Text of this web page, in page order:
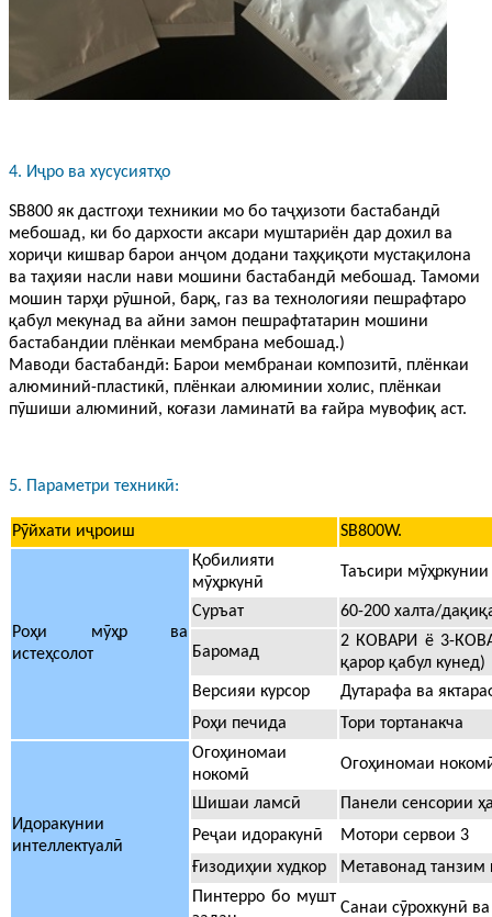
4. Иҷро ва хусусиятҳо
SB800 як дастгоҳи техникии мо бо таҷҳизоти бастабандӣ
мебошад, ки бо дархости аксари муштариён дар дохил ва
хориҷи кишвар барои анҷом додани таҳқиқоти мустақилона
ва таҳияи насли нави мошини бастабандӣ мебошад. Тамоми
мошин тарҳи рӯшноӣ, барқ, газ ва технологияи пешрафтаро
қабул мекунад ва айни замон пешрафтатарин мошини
бастабандии плёнкаи мембрана мебошад.)
Маводи бастабандӣ: Барои мембранаи композитӣ, плёнкаи
алюминий-пластикӣ, плёнкаи алюминии холис, плёнкаи
пӯшиши алюминий, коғази ламинатӣ ва ғайра мувофиқ аст.
5. Параметри техникӣ:
Рӯйхати иҷроиш SB800W.
Роҳи мӯҳр ва
истеҳсолот
Қобилияти
мӯҳркунӣ
Таъсири
Суръат 60-200 халта/
Баромад
2 КОВАРИ ё 3-
қарор қабул кунед)
Версияи курсор
Дутарафа ва
Роҳи печида
Тори тортанакча
Идоракунии
интеллектуалӣ
Огоҳиномаи
нокомӣ
Огоҳиномаи
Шишаи ламсӣ
Панели сенсории
Реҷаи идоракунӣ
Мотори сервои 3
Ғизодиҳии худкор
Метавонад танзим
Пинтерро бо мушт
Санаи сӯрохкунӣ